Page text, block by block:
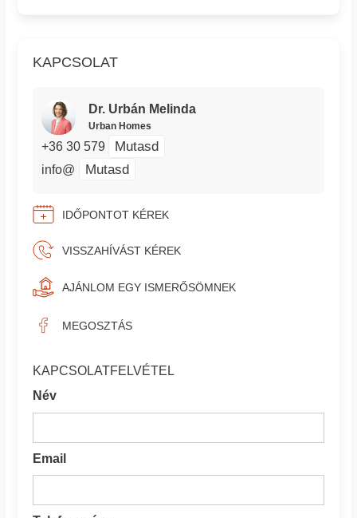
KAPCSOLAT
Dr. Urbán Melinda
Urban Homes
+36 30 579 Mutasd
info@ Mutasd
IDŐPONTOT KÉREK
VISSZAHÍVÁST KÉREK
AJÁNLOM EGY ISMERŐSÖMNEK
MEGOSZTÁS
KAPCSOLATFELVÉTEL
Név
Email